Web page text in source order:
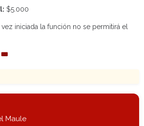
$5.000
vez iniciada la función no se permitirá el
🎟️
Maule